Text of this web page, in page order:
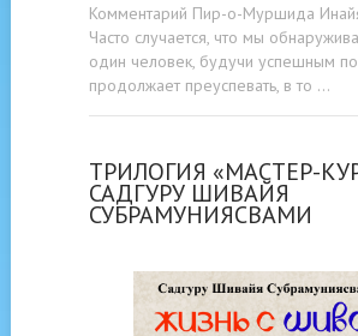
Комментарий Пир-о-Муршида
Часто случается, что мы
один человек, будучи успешным по
продолжает преуспевать, в то …
ТРИЛОГИЯ «МАСТЕР-
САДГУРУ ШИВАЙЯ
СУБРАМУНИЯСВАМИ